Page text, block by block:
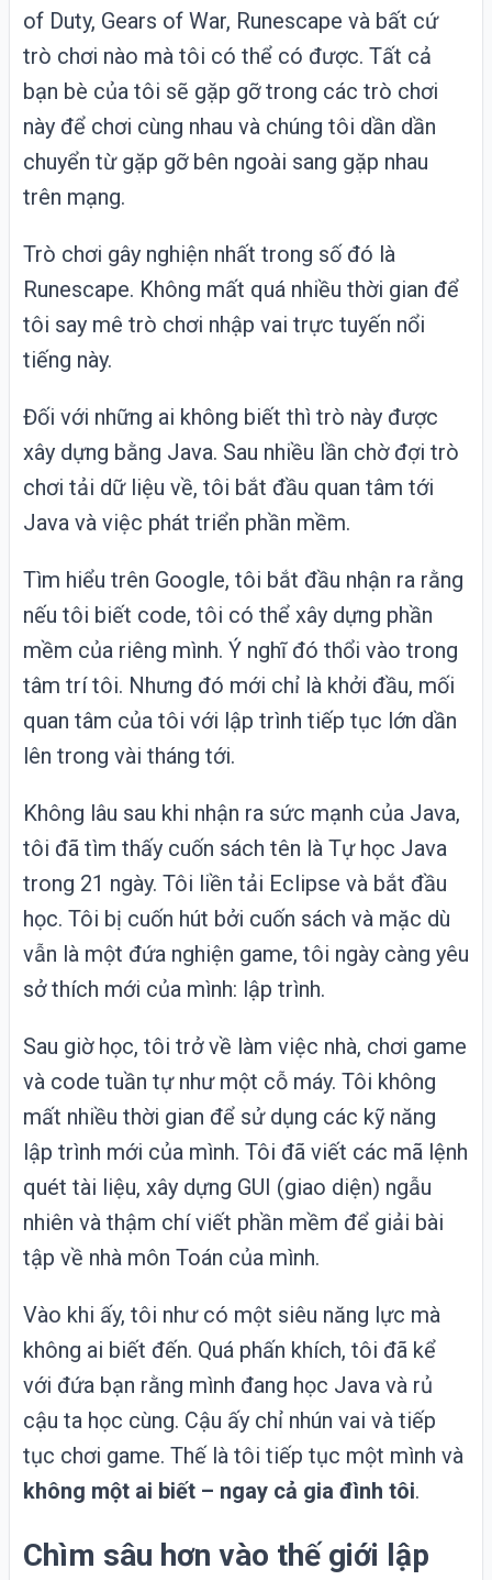
of Duty, Gears of War, Runescape và bất cứ
trò chơi nào mà tôi có thể có được. Tất cả
bạn bè của tôi sẽ gặp gỡ trong các trò chơi
này để chơi cùng nhau và chúng tôi dần dần
chuyển từ gặp gỡ bên ngoài sang gặp nhau
trên mạng.
Trò chơi gây nghiện nhất trong số đó là
Runescape. Không mất quá nhiều thời gian để
tôi say mê trò chơi nhập vai trực tuyến nổi
tiếng này.
Đối với những ai không biết thì trò này được
xây dựng bằng Java. Sau nhiều lần chờ đợi trò
chơi tải dữ liệu về, tôi bắt đầu quan tâm tới
Java và việc phát triển phần mềm.
Tìm hiểu trên Google, tôi bắt đầu nhận ra rằng
nếu tôi biết code, tôi có thể xây dựng phần
mềm của riêng mình. Ý nghĩ đó thổi vào trong
tâm trí tôi. Nhưng đó mới chỉ là khởi đầu, mối
quan tâm của tôi với lập trình tiếp tục lớn dần
lên trong vài tháng tới.
Không lâu sau khi nhận ra sức mạnh của Java,
tôi đã tìm thấy cuốn sách tên là Tự học Java
trong 21 ngày. Tôi liền tải Eclipse và bắt đầu
học. Tôi bị cuốn hút bởi cuốn sách và mặc dù
vẫn là một đứa nghiện game, tôi ngày càng yêu
sở thích mới của mình: lập trình.
Sau giờ học, tôi trở về làm việc nhà, chơi game
và code tuần tự như một cỗ máy. Tôi không
mất nhiều thời gian để sử dụng các kỹ năng
lập trình mới của mình. Tôi đã viết các mã lệnh
quét tài liệu, xây dựng GUI (giao diện) ngẫu
nhiên và thậm chí viết phần mềm để giải bài
tập về nhà môn Toán của mình.
Vào khi ấy, tôi như có một siêu năng lực mà
không ai biết đến. Quá phấn khích, tôi đã kể
với đứa bạn rằng mình đang học Java và rủ
cậu ta học cùng. Cậu ấy chỉ nhún vai và tiếp
tục chơi game. Thế là tôi tiếp tục một mình và
không một ai biết – ngay cả gia đình tôi.
Chìm sâu hơn vào thế giới lập